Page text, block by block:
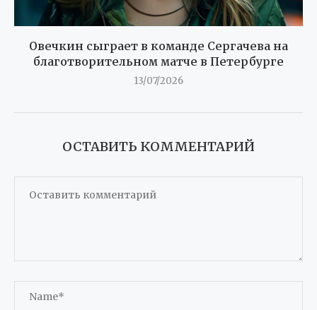
Овечкин сыграет в команде Сергачева на
благотворительном матче в Петербурге
13/07/2026
ОСТАВИТЬ КОММЕНТАРИЙ